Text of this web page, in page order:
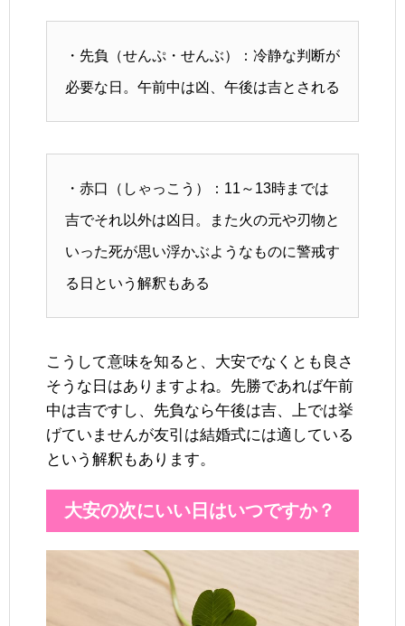
・先負（せんぷ・せんぶ）：冷静な判断が
必要な日。午前中は凶、午後は吉とされる
・赤口（しゃっこう）：11～13時までは
吉でそれ以外は凶日。また火の元や刃物と
いった死が思い浮かぶようなものに警戒す
る日という解釈もある
こうして意味を知ると、大安でなくとも良さ
そうな日はありますよね。先勝であれば午前
中は吉ですし、先負なら午後は吉、上では挙
げていませんが友引は結婚式には適している
という解釈もあります。
大安の次にいい日はいつですか？